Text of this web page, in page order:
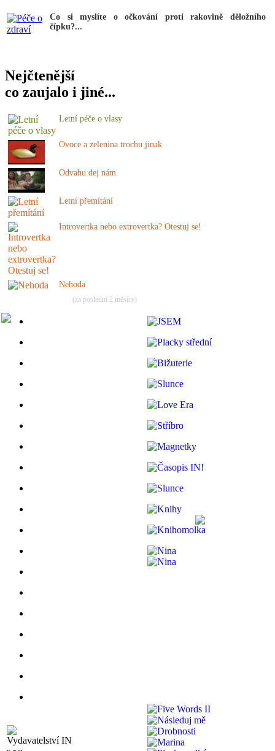
Co si myslíte o očkování proti rakovině děložního
čípku?...
Nejčtenější
co zaujalo i jiné...
Letní péče o vlasy
Ovoce a zelenina trochu jinak
Odvahu dej nám
Letní přemítání
Introvertka nebo extrovertka? Otestuj se!
Nehoda
(za poslední 2 měsíce)
Vydavatelství IN